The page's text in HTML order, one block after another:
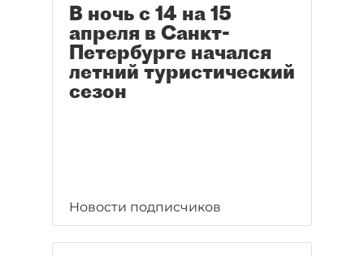
В ночь с 14 на 15
апреля в Санкт-
Петербурге начался
летний туристический
сезон
Новости подписчиков